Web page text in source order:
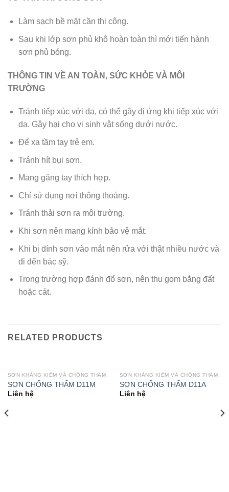
Làm sạch bề mặt cần thi công.
Sau khi lớp sơn phủ khô hoàn toàn thì mới tiến hành
sơn phủ bóng.
THÔNG TIN VỀ AN TOÀN, SỨC KHỎE VÀ MÔI
TRƯỜNG
Tránh tiếp xúc với da, có thể gây dị ứng khi tiếp xúc với
da. Gây hại cho vi sinh vật sống dưới nước.
Để xa tầm tay trẻ em.
Tránh hít bụi sơn.
Mang găng tay thích hợp.
Chỉ sử dụng nơi thông thoáng.
Tránh thải sơn ra môi trường.
Khi sơn nên mang kính bảo vệ mắt.
Khi bị dính sơn vào mắt nên rửa với thật nhiều nước và
đi đến bác sỹ.
Trong trường hợp đánh đổ sơn, nên thu gom bằng đất
hoặc cát.
RELATED PRODUCTS
SƠN KHÁNG KIỀM VÀ CHỐNG THẤM
SƠN CHỐNG THẤM D11M
Liên hệ
SƠN KHÁNG KIỀM VÀ CHỐNG THẤM
SƠN CHỐNG THẤM D11A
Liên hệ